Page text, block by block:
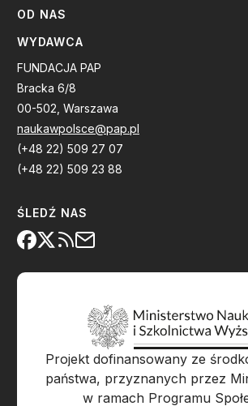
OD NAS
WYDAWCA
FUNDACJA PAP
Bracka 6/8
00-502, Warszawa
naukawpolsce@pap.pl
(+48 22) 509 27 07
(+48 22) 509 23 88
ŚLEDŹ NAS
Projekt dofinansowany ze
państwa, przyznanych przez
w ramach Programu